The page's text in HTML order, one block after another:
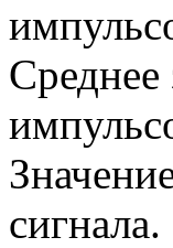
Среднее
сигнала.